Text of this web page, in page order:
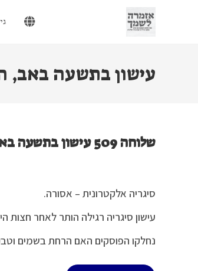
עישון בתשעה באב,
שלוחה 509 עישון בתשעה באב, הרחת בשמים וטבק
סיגריה אלקטרונית – אסורה.
עישון סיגריה רגילה הותר לאחר
נחלקו הפוסקים האם הרחת בשמים